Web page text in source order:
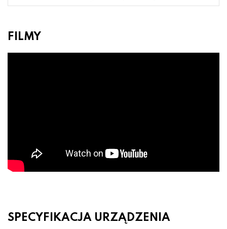
FILMY
SPECYFIKACJA URZĄDZENIA